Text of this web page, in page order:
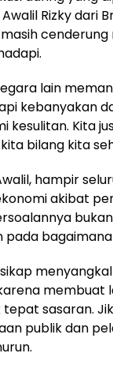
Awalil Rizky dari
lain
kebanyakan
kesulitan. Kita
bilang kita
hampir
akibat
pada
membuat
sasaran.
publik dan